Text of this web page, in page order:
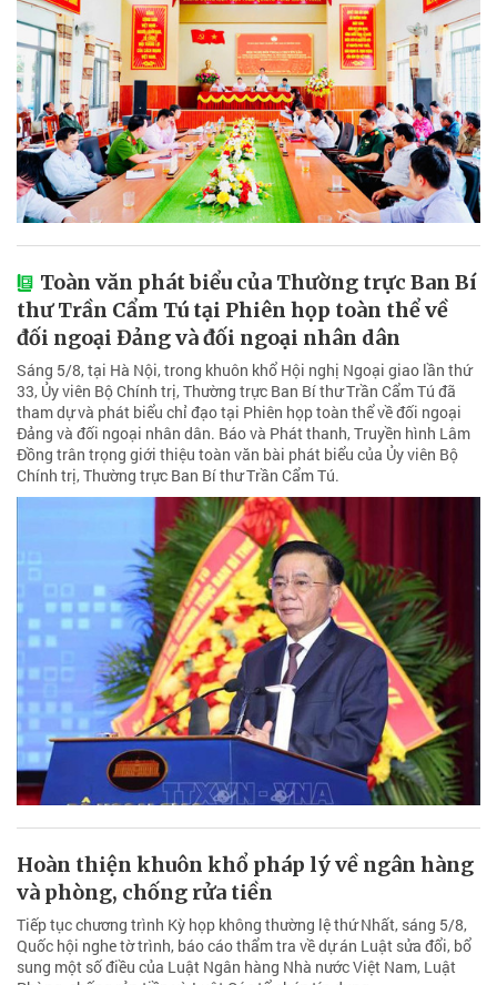
Toàn văn phát biểu của Thường trực Ban Bí
thư Trần Cẩm Tú tại Phiên họp toàn thể về
đối ngoại Đảng và đối ngoại nhân dân
Sáng 5/8, tại Hà Nội, trong khuôn khổ Hội nghị Ngoại giao lần thứ
33, Ủy viên Bộ Chính trị, Thường trực Ban Bí thư Trần Cẩm Tú đã
tham dự và phát biểu chỉ đạo tại Phiên họp toàn thể về đối ngoại
Đảng và đối ngoại nhân dân. Báo và Phát thanh, Truyền hình Lâm
Đồng trân trọng giới thiệu toàn văn bài phát biểu của Ủy viên Bộ
Chính trị, Thường trực Ban Bí thư Trần Cẩm Tú.
Hoàn thiện khuôn khổ pháp lý về ngân hàng
và phòng, chống rửa tiền
Tiếp tục chương trình Kỳ họp không thường lệ thứ Nhất, sáng 5/8,
Quốc hội nghe tờ trình, báo cáo thẩm tra về dự án Luật sửa đổi, bổ
sung một số điều của Luật Ngân hàng Nhà nước Việt Nam, Luật